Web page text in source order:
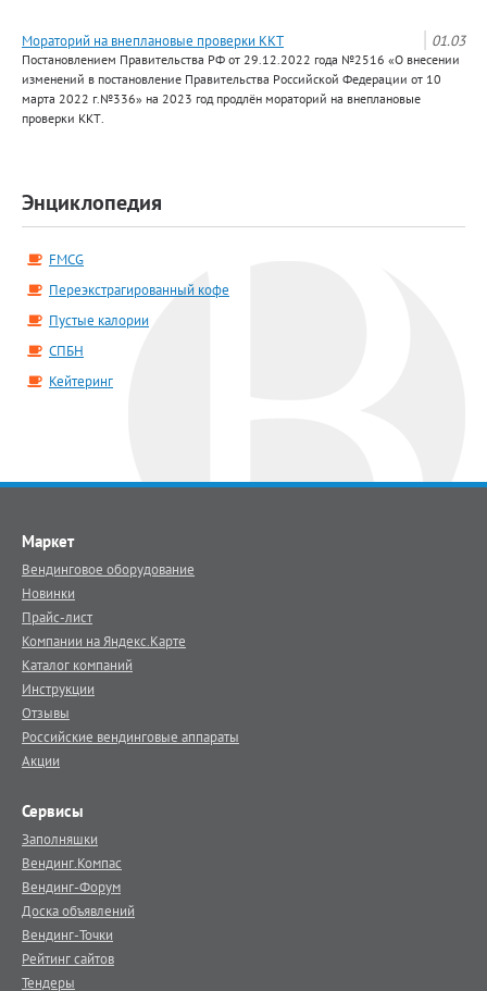
01.03
Мораторий на внеплановые проверки ККТ
Постановлением Правительства РФ от 29.12.2022 года №2516 «О внесении
изменений в постановление Правительства Российской Федерации от 10
марта 2022 г.№336» на 2023 год продлён мораторий на внеплановые
проверки ККТ.
Энциклопедия
FMCG
Переэкстрагированный кофе
Пустые калории
СПБН
Кейтеринг
Маркет
Вендинговое оборудование
Новинки
Прайс-лист
Компании на Яндекс.Карте
Каталог компаний
Инструкции
Отзывы
Российские вендинговые аппараты
Акции
Сервисы
Заполняшки
Вендинг.Компас
Вендинг-Форум
Доска объявлений
Вендинг-Точки
Рейтинг сайтов
Тендеры